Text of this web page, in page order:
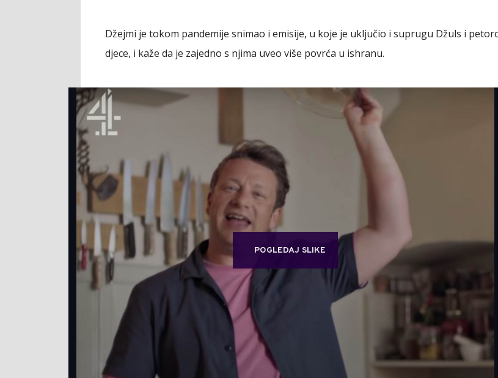
Džejmi je tokom pandemije snimao i emisije, u koje je uključio i suprugu Džuls i
djece, i kaže da je zajedno s njima uveo više povrća u ishranu.
POGLEDAJ SLIKE